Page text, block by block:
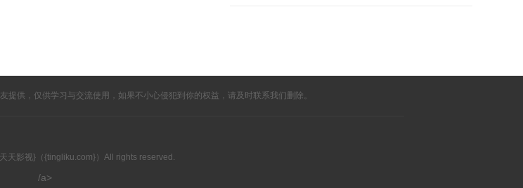
提供，仅供学习与交流使用，如果不小心侵犯到你的权益，请及时联系我们删除。
天影视}（{tingliku.com}）All rights reserved.
/a>